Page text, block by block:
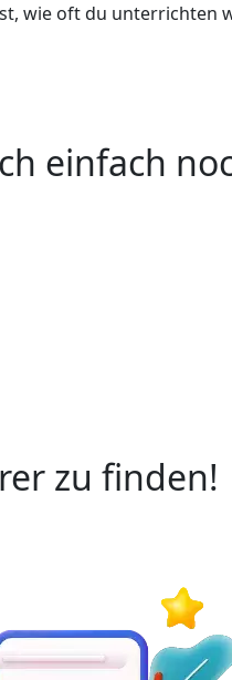
wie oft du unterrichten
einfach
zu finden!